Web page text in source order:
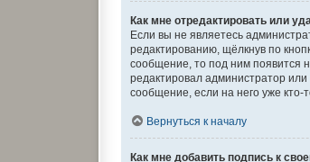
Как мне отредактировать или
Если вы не являетесь
редактированию, щёлкнув по
сообщение, то под ним появится
редактировал администратор
сообщение, если на него уже кто-
Вернуться к началу
Как мне добавить подпись к